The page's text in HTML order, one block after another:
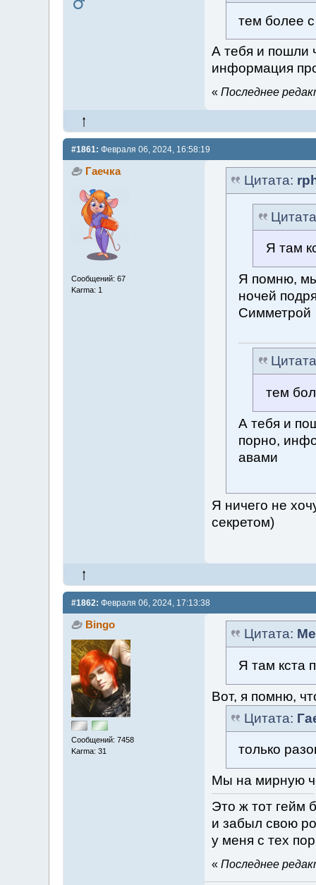
тем более с
А тебя и пошли
информация
« Последнее
#1861: Февраля 06, 2024, 16:58:19
Гаечка
Сообщений: 67
Karma: 1
Цитата:
Я там
Я помню,
ночей
Симметрой
тем
А тебя и
порно,
авами
Я ничего не
секретом)
#1862: Февраля 06, 2024, 17:13:38
Bingo
Сообщений: 7458
Karma: 31
Цитата:
Я там кста
Вот, я помню,
Цитата:
только
Мы на мирную
Это ж тот гейм
и забыл свою
у меня с тех
« Последнее